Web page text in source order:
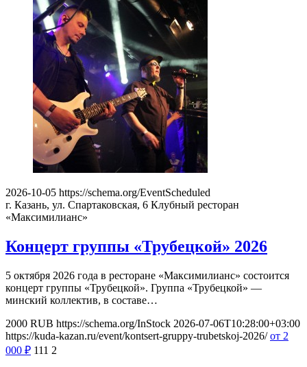
2026-10-05 https://schema.org/EventScheduled
г. Казань, ул. Спартаковская, 6 Клубный ресторан
«Максимилианс»
Концерт группы «Трубецкой» 2026
5 октября 2026 года в ресторане «Максимилианс» состоится
концерт группы «Трубецкой». Группа «Трубецкой» —
минский коллектив, в составе…
2000 RUB https://schema.org/InStock 2026-07-06T10:28:00+03:00
https://kuda-kazan.ru/event/kontsert-gruppy-trubetskoj-2026/ от 2
000 ₽ 111 2